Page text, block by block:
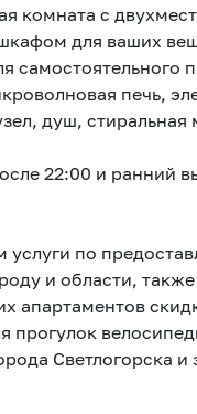
комната с
для ваших
самостоятельного
печь,
22:00 и ранний
услуги по
и области,
апартаментов
прогулок
Светлогорска